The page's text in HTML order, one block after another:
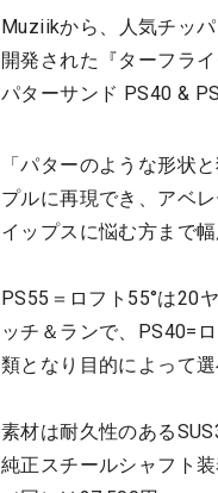
Muziikから、人気チッ
開発された『ターフラ
パターサンド PS40 &
「パターのような形状
プルに再現でき、アベ
イップスに悩む方まで
PS55＝ロフト55°は20
ッチ＆ランで、PS40=
類となり目的によって
素材は耐久性のある
純正スチールシャフト